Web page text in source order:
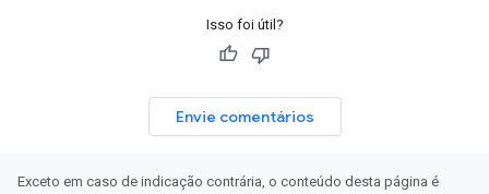
Isso foi útil?
Envie comentários
Exceto em caso de indicação contrária, o conteúdo desta página é